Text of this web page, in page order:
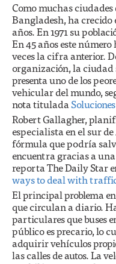
Como muchas
Bangladesh, ha
años. En 1971 su
En 45 años este número
veces la cifra anterior.
organización, la ciudad
presenta uno de los
vehicular del mundo,
nota titulada
Robert Gallagher,
especialista en el sur
fórmula que podría
encuentra gracias a
reporta The Daily Star
ways to deal with
El principal problema
que circulan a diario.
particulares que buses
público es precario, lo
adquirir vehículos
las calles de autos. La